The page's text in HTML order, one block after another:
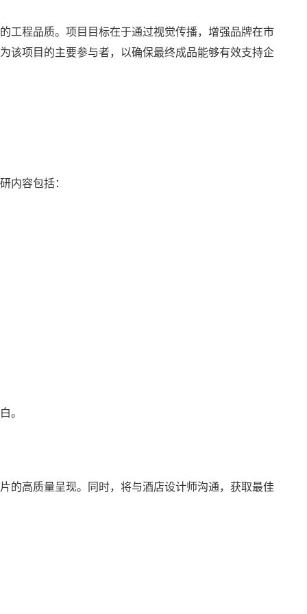
工程品质。项目目标在于通过视觉传播，增强品牌在市
该项目的主要参与者，以确保最终成品能够有效支持企
内容包括：
。
的高质量呈现。同时，将与酒店设计师沟通，获取最佳